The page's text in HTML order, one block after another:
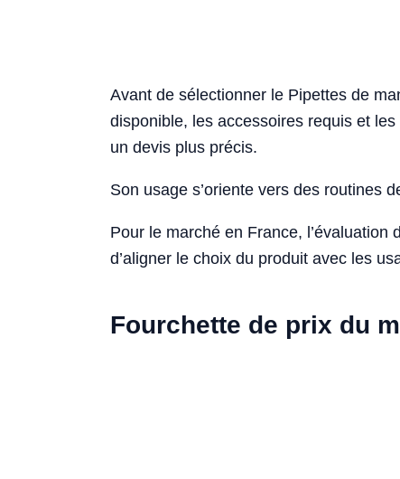
Avant de sélectionner le Pipettes de
disponible, les accessoires requis et
un devis plus précis.
Son usage s’oriente vers des routines
Pour le marché en France,
d’aligner le choix du produit avec les
Fourchette de prix du